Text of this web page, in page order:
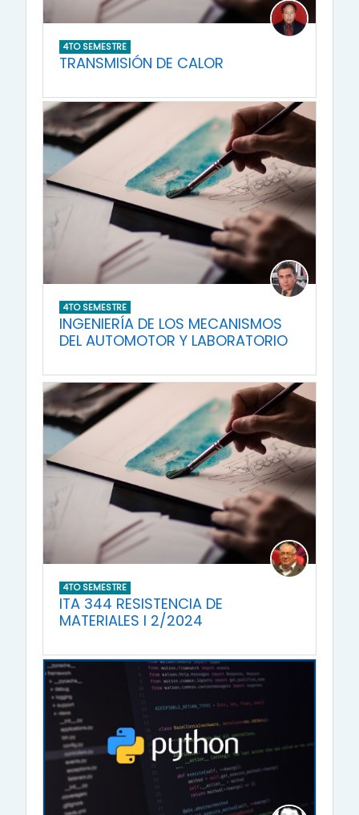
4TO SEMESTRE
TRANSMISIÓN DE CALOR
4TO SEMESTRE
INGENIERÍA DE LOS MECANISMOS
DEL AUTOMOTOR Y LABORATORIO
4TO SEMESTRE
ITA 344 RESISTENCIA DE
MATERIALES I 2/2024